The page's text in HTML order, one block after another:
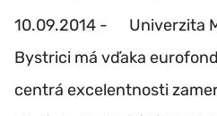
10.09.2014 - Univerzita
Bystrici má vďaka
centrá excelentnosti